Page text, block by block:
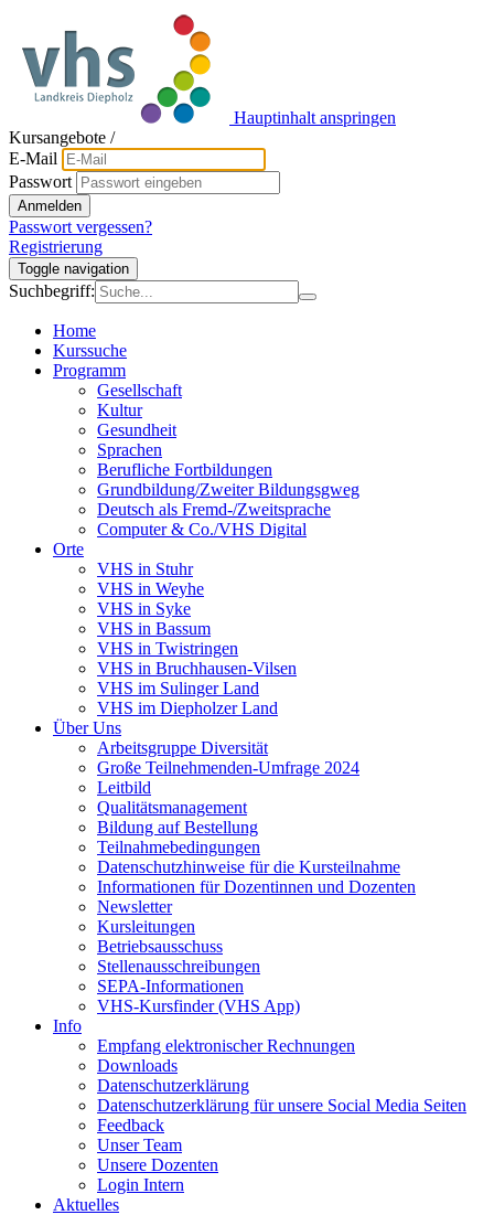
Hauptinhalt anspringen
Kursangebote /
E-Mail
Passwort
Anmelden
Passwort vergessen?
Registrierung
Toggle navigation
Suchbegriff:
Home
Kurssuche
Programm
Gesellschaft
Kultur
Gesundheit
Sprachen
Berufliche Fortbildungen
Grundbildung/Zweiter Bildungsgweg
Deutsch als Fremd-/Zweitsprache
Computer & Co./VHS Digital
Orte
VHS in Stuhr
VHS in Weyhe
VHS in Syke
VHS in Bassum
VHS in Twistringen
VHS in Bruchhausen-Vilsen
VHS im Sulinger Land
VHS im Diepholzer Land
Über Uns
Arbeitsgruppe Diversität
Große Teilnehmenden-Umfrage 2024
Leitbild
Qualitätsmanagement
Bildung auf Bestellung
Teilnahmebedingungen
Datenschutzhinweise für die Kursteilnahme
Informationen für Dozentinnen und Dozenten
Newsletter
Kursleitungen
Betriebsausschuss
Stellenausschreibungen
SEPA-Informationen
VHS-Kursfinder (VHS App)
Info
Empfang elektronischer Rechnungen
Downloads
Datenschutzerklärung
Datenschutzerklärung für unsere Social Media Seiten
Feedback
Unser Team
Unsere Dozenten
Login Intern
Aktuelles